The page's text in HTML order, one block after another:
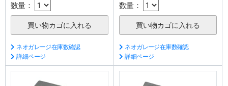
数量：
ネオガレージ在庫数確認
詳細ページ
数量：
ネオガレージ在庫数確認
詳細ページ